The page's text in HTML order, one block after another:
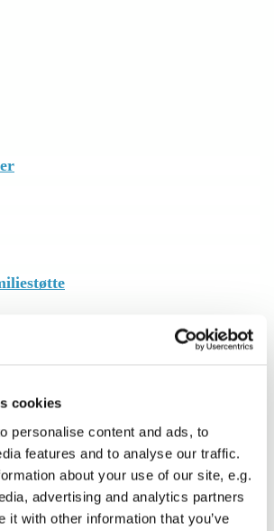
cookies
personalise content and ads, to
features and to analyse our traffic.
about your use of our site, e.g.
advertising and analytics partners
it with other information that you’ve
r
e
til BABYSALMESANG i
Kirke og afslutning på Sørvad
- 19. november 2026